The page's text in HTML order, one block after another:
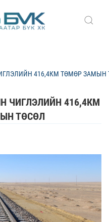
416,4КМ ТӨМӨР ЗАМЫН
ЧИГЛЭЛИЙН 416,4КМ
ТӨСӨЛ